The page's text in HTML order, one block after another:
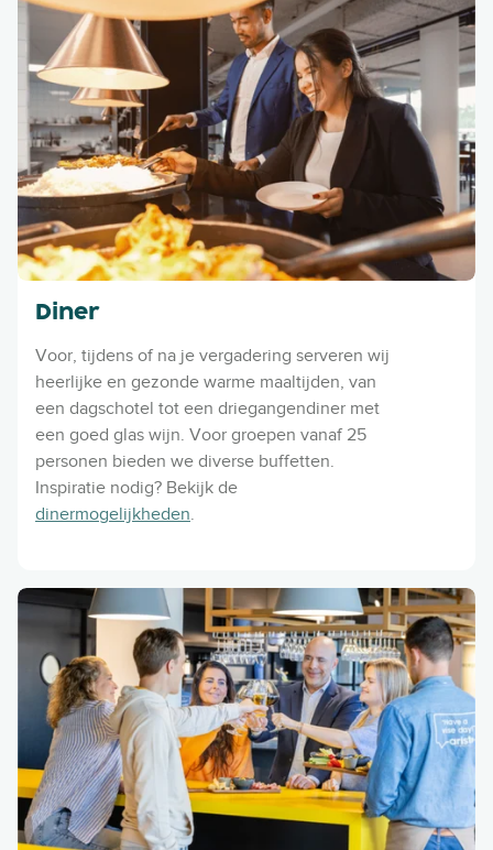
Diner
Voor, tijdens of na je vergadering serveren wij
heerlijke en gezonde warme maaltijden, van
een dagschotel tot een driegangendiner met
een goed glas wijn. Voor groepen vanaf 25
personen bieden we diverse buffetten.
Inspiratie nodig? Bekijk de
dinermogelijkheden.